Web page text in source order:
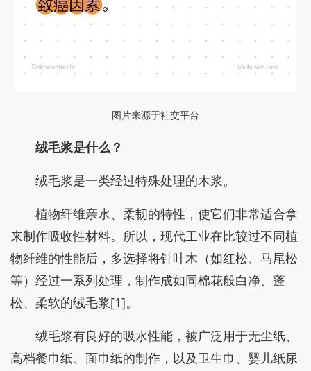
图片来源于社交平台
绒毛浆是什么？
绒毛浆是一类经过特殊处理的木浆。
植物纤维亲水、柔韧的特性，使它们非常适合拿
来制作吸收性材料。所以，现代工业在比较过不同植
物纤维的性能后，多选择将针叶木（如红松、马尾松
等）经过一系列处理，制作成如同棉花般白净、蓬
松、柔软的绒毛浆[1]。
绒毛浆有良好的吸水性能，被广泛用于无尘纸、
高档餐巾纸、面巾纸的制作，以及卫生巾、婴儿纸尿